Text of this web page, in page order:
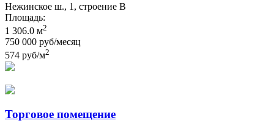
Нежинское ш., 1, строение В
Площадь:
1 306.0 м2
750 000 руб/месяц
574 руб/м2
Торговое помещение